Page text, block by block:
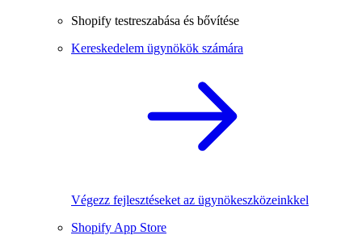
Shopify testreszabása és bővítése
Kereskedelem ügynökök számára
Végezz fejlesztéseket az ügynökeszközeinkkel
Shopify App Store